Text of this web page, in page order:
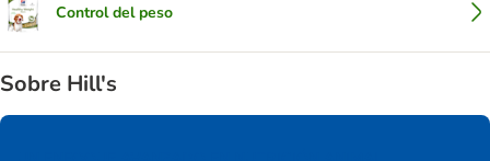
Control del peso
Sobre Hill's